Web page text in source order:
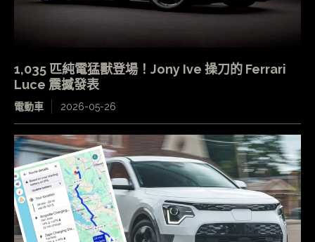
1,035 匹純電猛獸登場！Jony Ive 操刀的 Ferrari
Luce 震撼發表
電動車 2026-05-26